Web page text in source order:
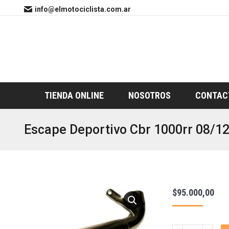
info@elmotociclista.com.ar
TIENDA ONLINE NOSOTROS
Escape Deportivo Cbr 1000rr 08/12
$95.000,00